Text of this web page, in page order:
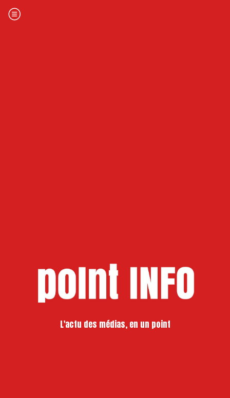
L'actu des médias, en un point